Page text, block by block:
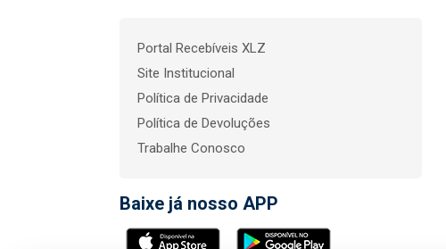
Portal Recebíveis XLZ
Site Institucional
Política de Privacidade
Política de Devoluções
Trabalhe Conosco
Baixe já nosso APP